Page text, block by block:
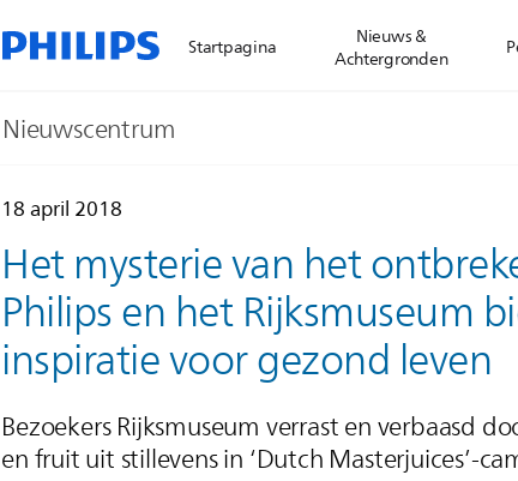
Startpagina
Nieuws &
Achtergronden
Nieuwscentrum
18 april 2018
Het mysterie van het
Philips en het Rijksmuseum
inspiratie voor gezond leven
Bezoekers Rijksmuseum verrast en verbaasd
en fruit uit stillevens in ‘Dutch Masterjuices’-